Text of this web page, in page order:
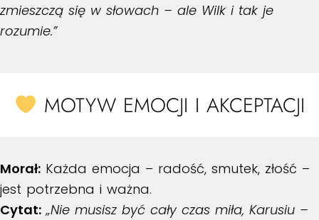
zmieszczą się w słowach – ale Wilk i tak je
rozumie.”
MOTYW EMOCJI I AKCEPTACJI
Morał: Każda emocja – radość, smutek, złość –
jest potrzebna i ważna.
Cytat: „Nie musisz być cały czas miła, Karusiu –